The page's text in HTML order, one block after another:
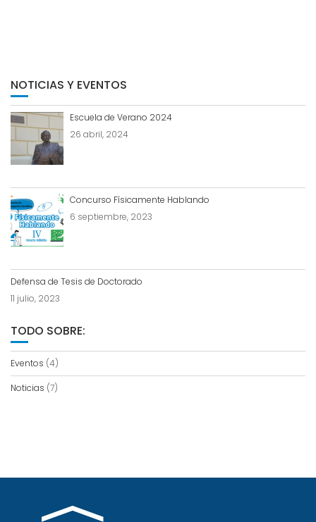
NOTICIAS Y EVENTOS
Escuela de Verano 2024
26 abril, 2024
Concurso Físicamente Hablando
6 septiembre, 2023
Defensa de Tesis de Doctorado
11 julio, 2023
TODO SOBRE:
Eventos (4)
Noticias (7)